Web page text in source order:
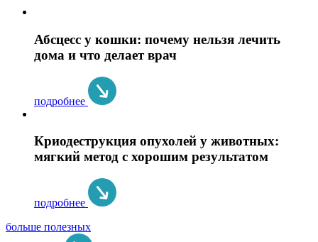
Абсцесс у кошки: почему нельзя лечить
дома и что делает врач
подробнее
Криодеструкция опухолей у животных:
мягкий метод с хорошим результатом
подробнее
больше полезных